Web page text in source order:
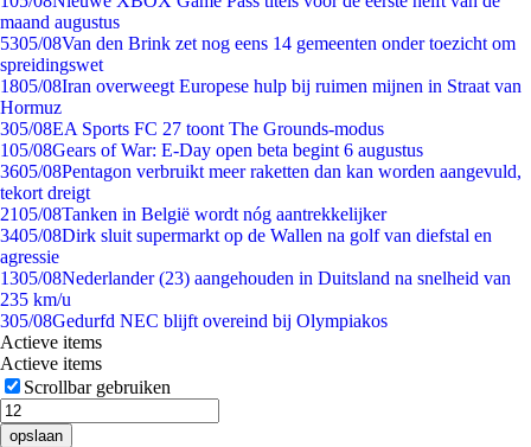
maand augustus
5305/08Van den Brink zet nog eens 14 gemeenten onder toezicht om
spreidingswet
1805/08Iran overweegt Europese hulp bij ruimen mijnen in Straat van
Hormuz
305/08EA Sports FC 27 toont The Grounds-modus
105/08Gears of War: E-Day open beta begint 6 augustus
3605/08Pentagon verbruikt meer raketten dan kan worden aangevuld,
tekort dreigt
2105/08Tanken in België wordt nóg aantrekkelijker
3405/08Dirk sluit supermarkt op de Wallen na golf van diefstal en
agressie
1305/08Nederlander (23) aangehouden in Duitsland na snelheid van
235 km/u
305/08Gedurfd NEC blijft overeind bij Olympiakos
Actieve items
Actieve items
Scrollbar gebruiken
opslaan